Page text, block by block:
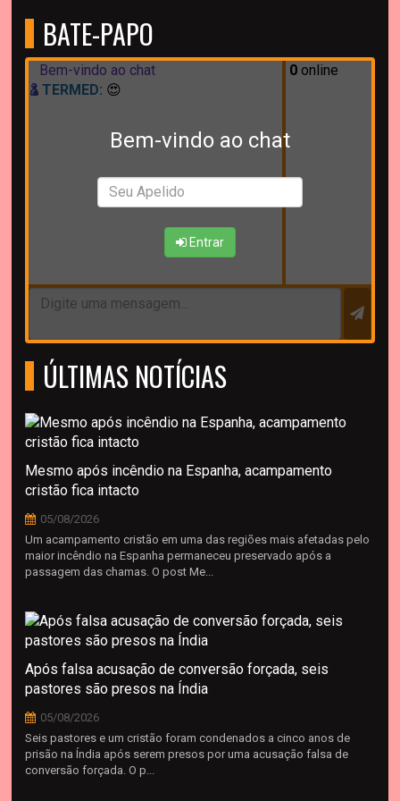
BATE-PAPO
Bem-vindo ao chat
Entrar
Bem-vindo ao chat
TERMED: 😍
0online
ÚLTIMAS NOTÍCIAS
Mesmo após incêndio na Espanha, acampamento
cristão fica intacto
05/08/2026
Um acampamento cristão em uma das regiões mais afetadas pelo
maior incêndio na Espanha permaneceu preservado após a
passagem das chamas. O post Me...
Após falsa acusação de conversão forçada, seis
pastores são presos na Índia
05/08/2026
Seis pastores e um cristão foram condenados a cinco anos de
prisão na Índia após serem presos por uma acusação falsa de
conversão forçada. O p...